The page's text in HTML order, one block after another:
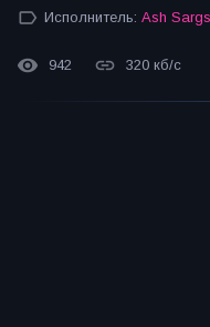
Исполнитель: Ash
942 320 кб/с